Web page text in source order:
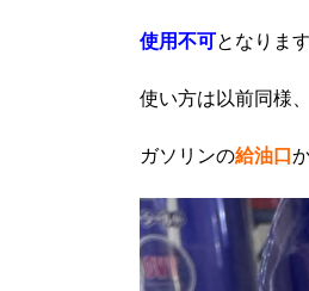
使用不可となりま
使い方は以前同様、
ガソリンの給油口